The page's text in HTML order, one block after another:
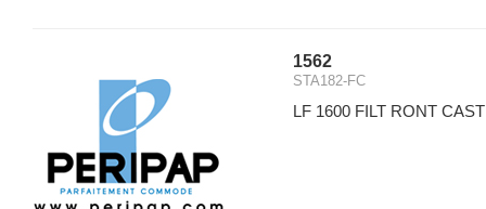
1562
STA182-FC
LF 1600 FILT RONT